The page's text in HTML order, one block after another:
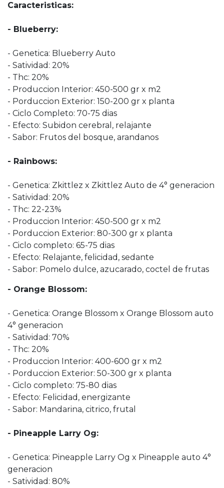
Caracteristicas:
- Blueberry:
- Genetica: Blueberry Auto
- Satividad: 20%
- Thc: 20%
- Produccion Interior: 450-500 gr x m2
- Porduccion Exterior: 150-200 gr x planta
- Ciclo Completo: 70-75 dias
- Efecto: Subidon cerebral, relajante
- Sabor: Frutos del bosque, arandanos
- Rainbows:
- Genetica: Zkittlez x Zkittlez Auto de 4° generacion
- Satividad: 20%
- Thc: 22-23%
- Produccion Interior: 450-500 gr x m2
- Porduccion Exterior: 80-300 gr x planta
- Ciclo completo: 65-75 dias
- Efecto: Relajante, felicidad, sedante
- Sabor: Pomelo dulce, azucarado, coctel de frutas
- Orange Blossom:
- Genetica: Orange Blossom x Orange Blossom auto
4° generacion
- Satividad: 70%
- Thc: 20%
- Produccion Interior: 400-600 gr x m2
- Porduccion Exterior: 50-300 gr x planta
- Ciclo completo: 75-80 dias
- Efecto: Felicidad, energizante
- Sabor: Mandarina, citrico, frutal
- Pineapple Larry Og:
- Genetica: Pineapple Larry Og x Pineapple auto 4°
generacion
- Satividad: 80%